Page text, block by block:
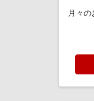
月々